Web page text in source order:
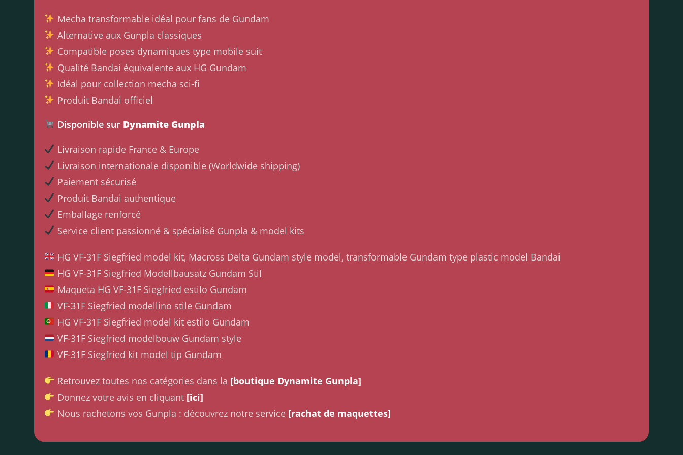
Mecha transformable idéal pour fans de Gundam
Alternative aux Gunpla classiques
Compatible poses dynamiques type mobile suit
Qualité Bandai équivalente aux HG Gundam
Idéal pour collection mecha sci-fi
Produit Bandai officiel
Disponible sur Dynamite Gunpla
Livraison rapide France & Europe
Livraison internationale disponible (Worldwide shipping)
Paiement sécurisé
Produit Bandai authentique
Emballage renforcé
Service client passionné & spécialisé Gunpla & model kits
HG VF-31F Siegfried model kit, Macross Delta Gundam style model, transformable Gundam type plastic model Bandai
HG VF-31F Siegfried Modellbausatz Gundam Stil
Maqueta HG VF-31F Siegfried estilo Gundam
VF-31F Siegfried modellino stile Gundam
HG VF-31F Siegfried model kit estilo Gundam
VF-31F Siegfried modelbouw Gundam style
VF-31F Siegfried kit model tip Gundam
Retrouvez toutes nos catégories dans la [boutique Dynamite Gunpla]
Donnez votre avis en cliquant [ici]
Nous rachetons vos Gunpla : découvrez notre service [rachat de maquettes]